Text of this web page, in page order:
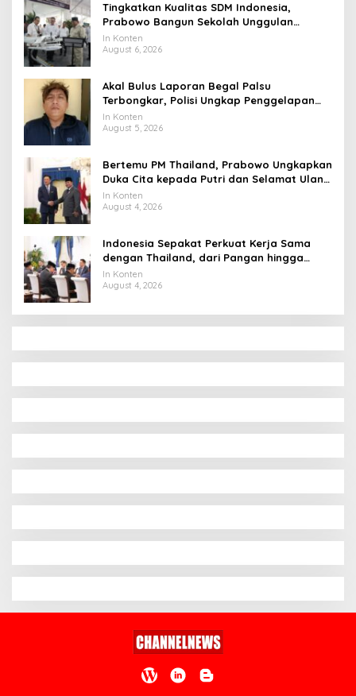
Tingkatkan Kualitas SDM Indonesia,
Prabowo Bangun Sekolah Unggulan
hingga Undang Universitas Terbaik Dunia
In Konten
August 6, 2026
Akal Bulus Laporan Begal Palsu
Terbongkar, Polisi Ungkap Penggelapan
Uang Perusahaan untuk Crypto
In Konten
August 5, 2026
Bertemu PM Thailand, Prabowo Ungkapkan
Duka Cita kepada Putri dan Selamat Ulang
Tahun ke Raja Thailand
In Konten
August 4, 2026
Indonesia Sepakat Perkuat Kerja Sama
dengan Thailand, dari Pangan hingga
Ekonomi Digital
In Konten
August 4, 2026